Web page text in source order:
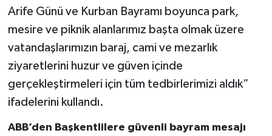
Arife Günü ve Kurban Bayramı boyunca park,
mesire ve piknik alanlarımız başta olmak üzere
vatandaşlarımızın baraj, cami ve mezarlık
ziyaretlerini huzur ve güven içinde
gerçekleştirmeleri için tüm tedbirlerimizi aldık”
ifadelerini kullandı.
ABB’den Başkentlilere güvenli bayram mesajı